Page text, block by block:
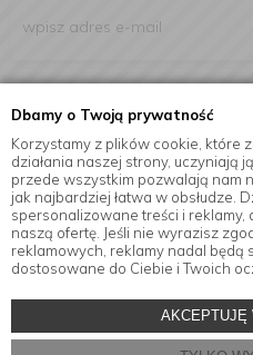
Dbamy o Twoją prywatność
Korzystamy z plików cookie, które
działania naszej strony, uczyniają
przede wszystkim pozwalają nam
jak najbardziej łatwa w obsłudze.
spersonalizowane treści i reklamy,
naszą ofertę. Jeśli nie wyrazisz
reklamowych, reklamy nadal będą
dostosowane do Ciebie i Twoich
AKCEPTUJĘ
elektroniczną na podany adres
Akcesoria kuchenne w